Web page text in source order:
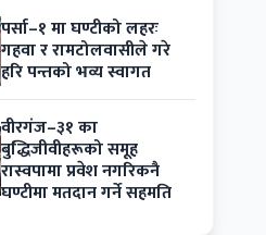
पर्सा–१ मा घण्टीको लहरः
गहवा र रामटोलवासीले गरे
हरि पन्तको भव्य स्वागत
वीरगंज–३१ का
बुद्धिजीवीहरूको समूह
रास्वपामा प्रवेश नगरिकनै
घण्टीमा मतदान गर्ने सहमति